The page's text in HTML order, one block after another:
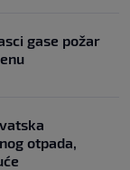
gase požar
otpada,